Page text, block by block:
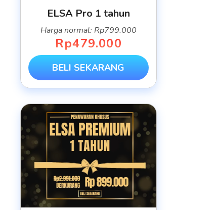
ELSA Pro 1 tahun
Harga normal: Rp799.000
Rp479.000
BELI SEKARANG